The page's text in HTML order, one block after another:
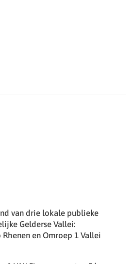
van drie lokale publieke
Gelderse Vallei:
en Omroep 1 Vallei